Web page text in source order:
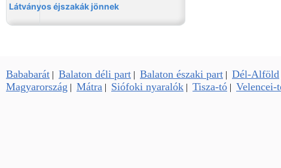
Bababarát | Balaton déli part | Balaton északi part | Dél-Alföld
Magyarország | Mátra | Siófoki nyaralók | Tisza-tó | Velencei-